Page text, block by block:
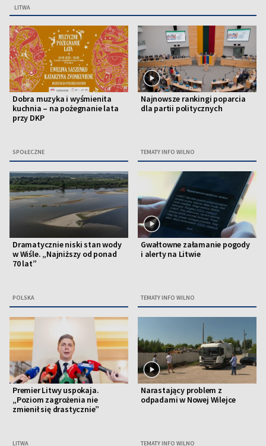
LITWA
Dobra muzyka i wyśmienita
kuchnia – na pożegnanie lata
przy DKP
SPOŁECZNE
Najnowsze rankingi poparcia
dla partii politycznych
TEMATY INFO WILNO
Dramatycznie niski stan wody
w Wiśle. „Najniższy od ponad
70 lat”
POLSKA
Gwałtowne załamanie pogody
i alerty na Litwie
TEMATY INFO WILNO
Premier Litwy uspokaja.
„Poziom zagrożenia nie
zmienił się drastycznie”
LITWA
Narastający problem z
odpadami w Nowej Wilejce
TEMATY INFO WILNO